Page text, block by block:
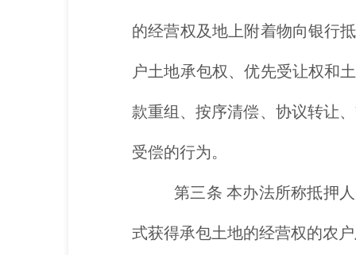
的经营权及地上附着物向银行
户土地承包权、优先受让权和
款重组、按序清偿、协议转让
受偿的行为。
第三条 本办法所称抵押
式获得承包土地的经营权的农